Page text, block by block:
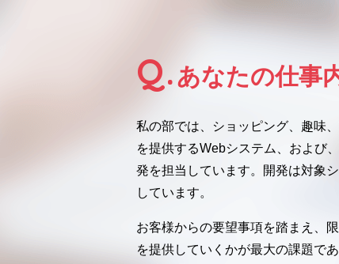
Q.あなたの仕事
私の部では、ショッピング、趣味
を提供するWebシステム、および
発を担当しています。開発は対象
しています。
お客様からの要望事項を踏まえ、
を提供していくかが最大の課題で